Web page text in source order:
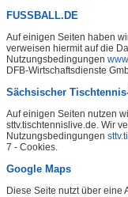
FUSSBALL.DE
Auf einigen Seiten haben
verweisen hiermit auf die
Nutzungsbedingungen
DFB-Wirtschaftsdienste
Sächsischer
Auf einigen Seiten nutzen
sttv.tischtennislive.de. Wir
Nutzungsbedingungen
7 - Cookies.
Google Maps
Diese Seite nutzt über eine